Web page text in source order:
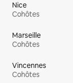
Nice
Cohôtes
Marseille
Cohôtes
Vincennes
Cohôtes